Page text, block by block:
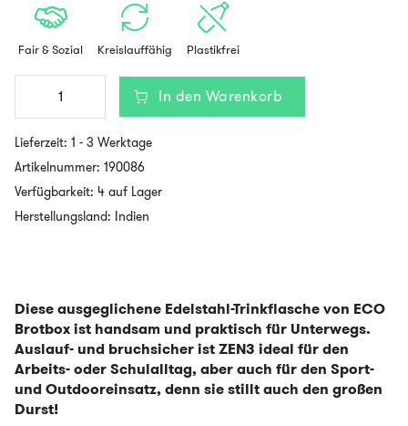
Fair & Sozial Kreislauffähig Plastikfrei
ECO
Brotbox
ZEN3
0,8L
Trinkflasche
Edelstahl
Menge
In den Warenkorb
Lieferzeit: 1 - 3 Werktage
Artikelnummer: 190086
Verfügbarkeit: 4 auf Lager
Herstellungsland: Indien
Diese ausgeglichene Edelstahl-Trinkflasche von ECO
Brotbox ist handsam und praktisch für Unterwegs.
Auslauf- und bruchsicher ist ZEN3 ideal für den
Arbeits- oder Schulalltag, aber auch für den Sport-
und Outdooreinsatz, denn sie stillt auch den großen
Durst!